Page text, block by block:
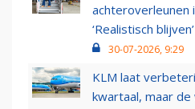
achteroverleunen
‘Realistisch blijven’
30-07-2026, 9:29
KLM laat
kwartaal, maar